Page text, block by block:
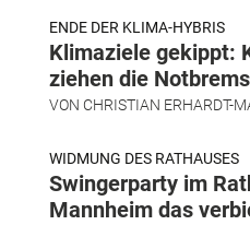
ENDE DER KLIMA-HYBRIS
Klimaziele gekippt:
ziehen die
VON CHRISTIAN ERHARDT-
WIDMUNG DES RATHAUSES
Swingerparty im
Mannheim das